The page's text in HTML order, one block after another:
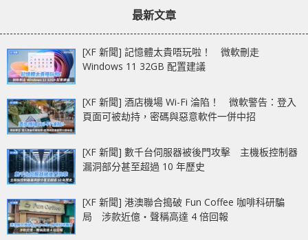
最新文章
[XF 新聞] 記憶體太貴唔玩啦！ 微軟刪走
Windows 11 32GB 配置建議
[XF 新聞] 酒店機場 Wi-Fi 淪陷！ 微軟警告：登入
頁面可被劫持，密碼與惡意軟件一併中招
[XF 新聞] 數千台伺服器被後門攻擊 主機板控制器
漏洞部分甚至超過 10 年歷史
[XF 新聞] 港澳聯合搗破 Fun Coffee 咖啡科研騙
局 涉款近億‧聲稱高達 4 倍回報